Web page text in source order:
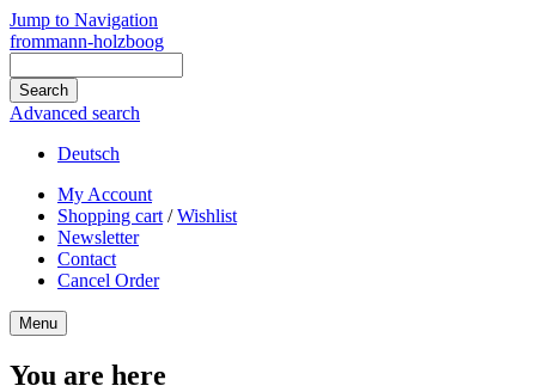
Jump to Navigation
frommann-holzboog
Advanced search
Deutsch
My Account
Shopping cart /Wishlist
Newsletter
Contact
Cancel Order
Menu
You are here